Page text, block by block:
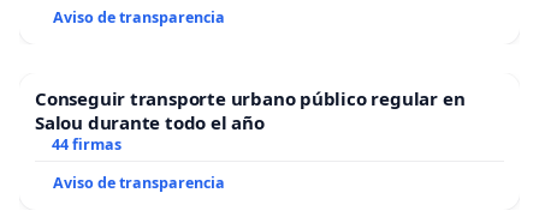
Aviso de transparencia
Conseguir transporte urbano público regular en
Salou durante todo el año
44 firmas
Aviso de transparencia